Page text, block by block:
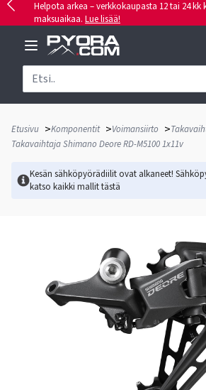
Helpota arkea – verkkokaupasta 12 tai 24
maksuaikaa. Lue lisää!
Etusivu >Komponentit >Voimansiirto >
Takavaihtaja Shimano Deore RD-M5100 1x11v
Kesän sähköpyörädiilit ovat alkaneet!
katso kaikki mallittästä